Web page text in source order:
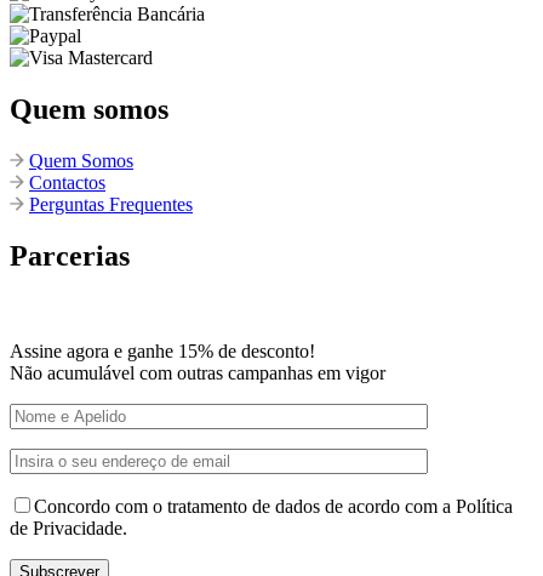
Quem somos
Quem Somos
Contactos
Perguntas Frequentes
Parcerias
Assine agora e ganhe 15% de desconto!
Não acumulável com outras campanhas em vigor
Concordo com o tratamento de dados de acordo com a Política
de Privacidade.